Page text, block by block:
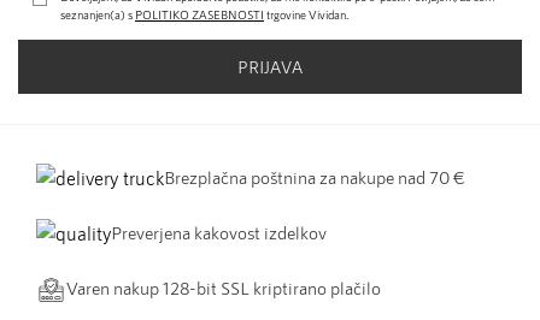
PRIJAVA
seznanjen(a) s POLITIKO ZASEBNOSTI trgovine Vividan.
Brezplačna poštnina za nakupe nad 70 €
Preverjena kakovost izdelkov
Varen nakup 128-bit SSL kriptirano plačilo